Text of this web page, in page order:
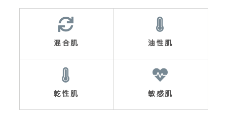
混合肌 油性肌
乾性肌 敏感肌